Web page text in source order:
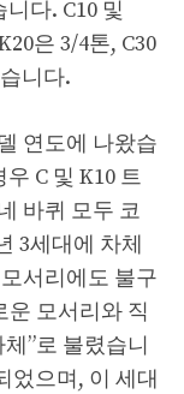
다. C10 및
은 3/4톤, C30
니다.
연도에 나왔습
C 및 K10 트
바퀴 모두 코
3세대에 차체
서리에도 불구
운 모서리와 직
”로 불렸습니
었으며, 이 세대